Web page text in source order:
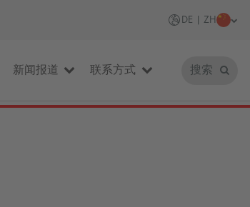
DE | ZH
新闻报道 联系方式 搜索